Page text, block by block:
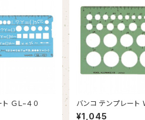
バンコ テンプレート ＧＬ−４０
¥1,045